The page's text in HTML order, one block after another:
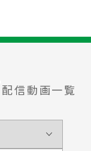
配信動画一覧